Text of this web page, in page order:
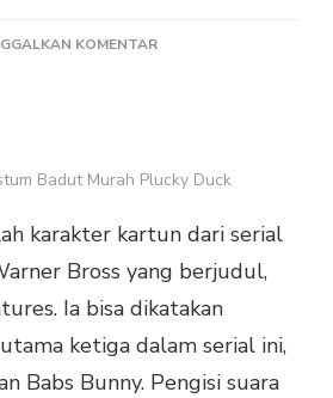
KOMENTARPADA
PLUCKY
DUCK
Badut Murah Plucky Duck
karakter kartun dari serial
Bross yang berjudul,
Ia bisa dikatakan
ketiga dalam serial ini,
Babs Bunny. Pengisi suara